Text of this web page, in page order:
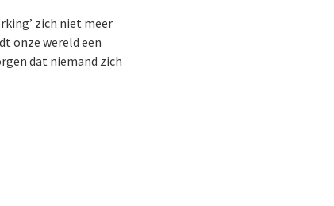
zich niet meer
onze wereld een
dat niemand zich